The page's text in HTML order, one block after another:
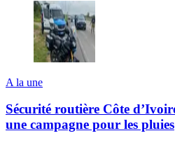
A la une
Sécurité routière Côte
une campagne pour les pluies